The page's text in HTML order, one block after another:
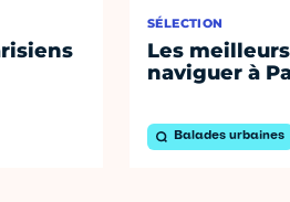
SÉLECTION
Les
naviguer à
Balades urbaines